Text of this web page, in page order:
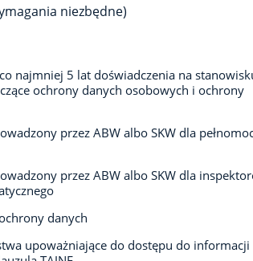
niezbędne)
najmniej 5 lat doświadczenia na
ochrony danych osobowych i ochrony
przez ABW albo SKW dla
przez ABW albo SKW dla
danych
upoważniające do dostępu do informacji